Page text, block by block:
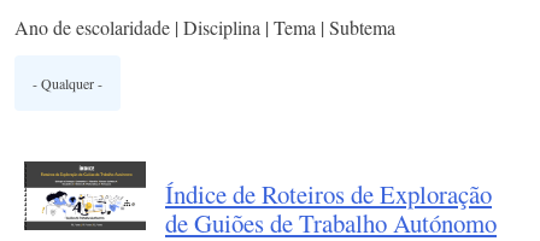
Ano de escolaridade | Disciplina | Tema | Subtema
Índice de Roteiros de Exploração
de Guiões de Trabalho Autónomo